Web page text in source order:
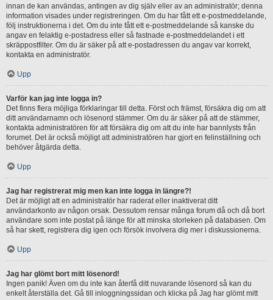
innan de kan användas, antingen av dig själv eller av an administratör; denna
information visades under registreringen. Om du har fått ett e-postmeddelande,
följ instruktionerna i det. Om du inte fått ett e-postmeddelande så kanske du
angav en felaktig e-postadress eller så fastnade e-postmeddelandet i ett
skräppostfilter. Om du är säker på att e-postadressen du angav var korrekt,
kontakta en administratör.
Upp
Varför kan jag inte logga in?
Det finns flera möjliga förklaringar till detta. Först och främst, försäkra dig om att
ditt användarnamn och lösenord stämmer. Om du är säker på att de stämmer,
kontakta administratören för att försäkra dig om att du inte har bannlysts från
forumet. Det är också möjligt att administratören har gjort en felinställning och
behöver åtgärda detta.
Upp
Jag har registrerat mig men kan inte logga in längre?!
Det är möjligt att en administratör har raderat eller inaktiverat ditt
användarkonto av någon orsak. Dessutom rensar många forum då och då bort
användare som inte postat på länge för att minska storleken på databasen. Om
så har skett, registrera dig igen och försök involvera dig mer i diskussionerna.
Upp
Jag har glömt bort mitt lösenord!
Ingen panik! Även om du inte kan återfå ditt nuvarande lösenord så kan du
enkelt återställa det. Gå till inloggningssidan och klicka på Jag har glömt mitt